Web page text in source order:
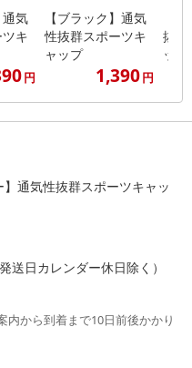
通気
キ
円
【ブラック】通気
性抜群スポーツキ
ャップ
1,390円
抜群
ップ
】通気性抜群スポーツキャッ
送日カレンダー休日除く）
内から到着まで10日前後かかり